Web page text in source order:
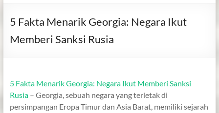
5 Fakta Menarik Georgia: Negara Ikut
Memberi Sanksi Rusia
5 Fakta Menarik Georgia: Negara Ikut Memberi Sanksi
Rusia– Georgia, sebuah negara yang terletak di
persimpangan Eropa Timur dan Asia Barat, memiliki sejarah